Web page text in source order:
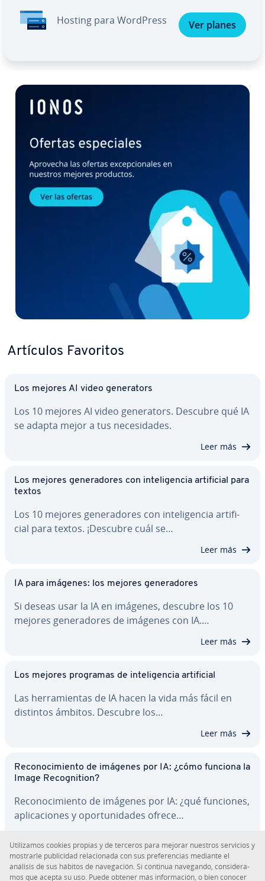
Hosting para WordPress Ver planes
Artículos Favoritos
Los mejores AI video ge­ne­ra­to­rs
Los 10 mejores AI video ge­ne­ra­to­rs. Descubre qué IA
se adapta mejor a tus ne­ce­si­da­des.
Leer más
Los mejores ge­ne­ra­do­res con in­te­li­ge­n­cia ar­ti­fi­cial para
textos
Los 10 mejores ge­ne­ra­do­res con in­te­li­ge­n­cia ar­ti­fi­
cial para textos. ¡Descubre cuál se…
Leer más
IA para imágenes: los mejores ge­ne­ra­do­res
Si deseas usar la IA en imágenes, descubre los 10
mejores ge­ne­ra­do­res de imágenes con IA.…
Leer más
Los mejores programas de in­te­li­ge­n­cia ar­ti­fi­cial
Las he­rra­mie­n­tas de IA hacen la vida más fácil en
distintos ámbitos. Descubre los…
Leer más
Re­co­no­ci­mie­n­to de imágenes por IA: ¿cómo funciona la
Image Re­co­g­ni­tion?
Re­co­no­ci­mie­n­to de imágenes por IA: ¿qué funciones,
apli­ca­cio­nes y opo­r­tu­ni­da­des ofrece…
Uti­li­za­mos cookies propias y de terceros para mejorar nuestros servicios y
mostrarle pu­bli­ci­dad re­la­cio­na­da con sus pre­fe­re­n­cias mediante el
análisis de sus hábitos de na­ve­ga­ción. Si continua navegando, co­n­si­de­ra­
mos que acepta su uso. Puede obtener más in­fo­r­ma­ción, o bien conocer